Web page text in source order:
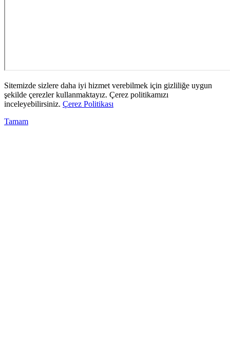
Sitemizde sizlere daha iyi hizmet verebilmek için gizliliğe uygun
şekilde çerezler kullanmaktayız. Çerez politikamızı
inceleyebilirsiniz. Çerez Politikası
Tamam